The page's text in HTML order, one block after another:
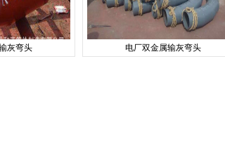
灰弯头 电厂双金属输灰弯头